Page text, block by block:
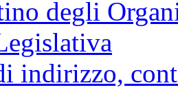
degli
indirizzo,